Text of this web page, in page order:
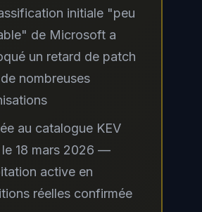
SharePoint on-
n'êtes pas exposé à
spécifique. En
le Microsoft Security
Center publie
des advisories pour
SharePoint Online
sur ces bulletins
mises à jour de votre
initiale "peu
de Microsoft a
un retard de patch
nombreuses
au catalogue KEV
le 18 mars 2026 —
active en
réelles confirmée